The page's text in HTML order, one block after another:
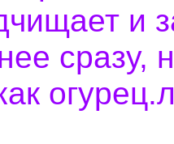
и
сразу,